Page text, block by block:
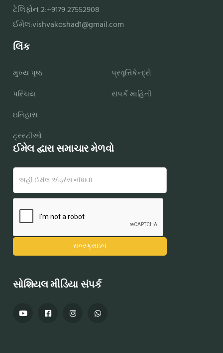
ટેલિફોન 2:+9179 27552908
ઈમેલ:vishvakoshad1@gmail.com
લિંક
મુખ્ય પૃષ્ઠ
પરિચય
ઇતિહાસ
ટ્રસ્ટીઓ
પ્રવૃત્તિકેન્દ્રો
સંપર્ક માહિતી
ઈમેલ દ્વારા સમાચાર મેળવો
સોશિયલ મીડિયા સંપર્ક